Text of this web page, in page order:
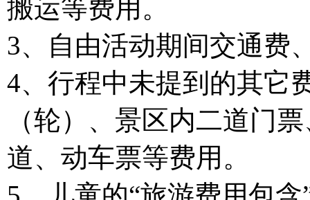
搬运等费用。
3、自由活动期间交通费
4、行程中未提到的其它
（轮）、景区内二道门
道、动车票等费用。